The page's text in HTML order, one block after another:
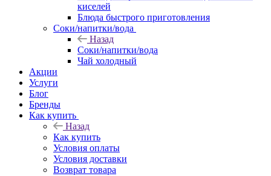
киселей
Блюда быстрого приготовления
Соки/напитки/вода
Назад
Соки/напитки/вода
Чай холодный
Акции
Услуги
Блог
Бренды
Как купить
Назад
Как купить
Условия оплаты
Условия доставки
Возврат товара